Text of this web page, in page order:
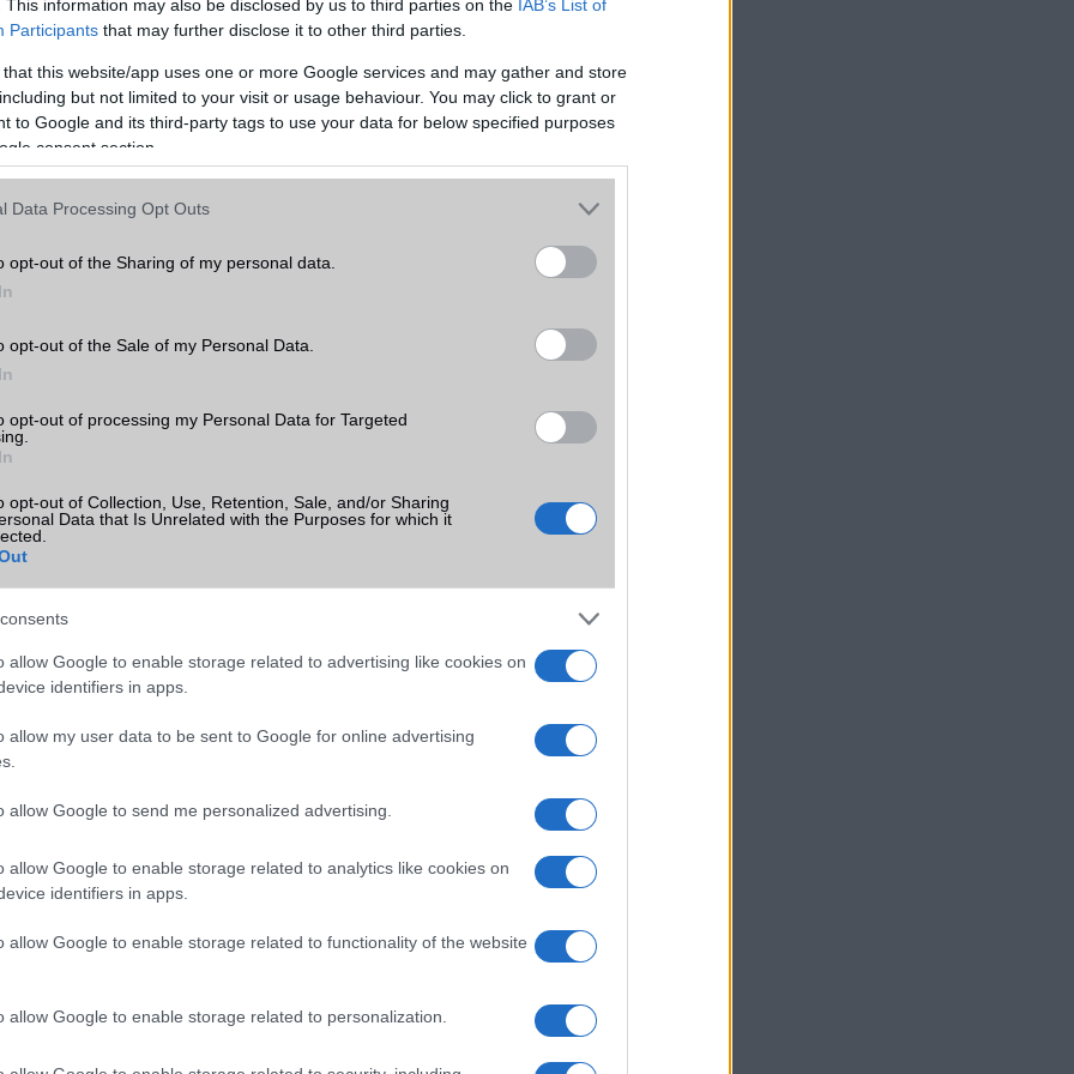
This information may also be disclosed by us to third parties on the IAB’s List of
Participants that may further disclose it to other third parties.
that this website/app uses one or more Google services and may gather and store
but not limited to your visit or usage behaviour. You may click to grant or
to Google and its third-party tags to use your data for below specified purposes
consent section.
Data Processing Opt Outs
opt-out of the Sharing of my personal data.
opt-out of the Sale of my Personal Data.
opt-out of processing my Personal Data for Targeted
opt-out of Collection, Use, Retention, Sale, and/or Sharing
Data that Is Unrelated with the Purposes for which it
allow Google to enable storage related to advertising like cookies on
identifiers in apps.
allow my user data to be sent to Google for online advertising
allow Google to send me personalized advertising.
allow Google to enable storage related to analytics like cookies on
identifiers in apps.
allow Google to enable storage related to functionality of the website
allow Google to enable storage related to personalization.
201
kamera esetén)
MEMÓRIA ÉS TÁRHELY
Telefonkönyv db
Memória bővíthetőség
Van
EMS/E-mail push eMail
B/T extra EDR + A2DP
Blackberry
GPS aGPS (USA), Glonass (Orosz)